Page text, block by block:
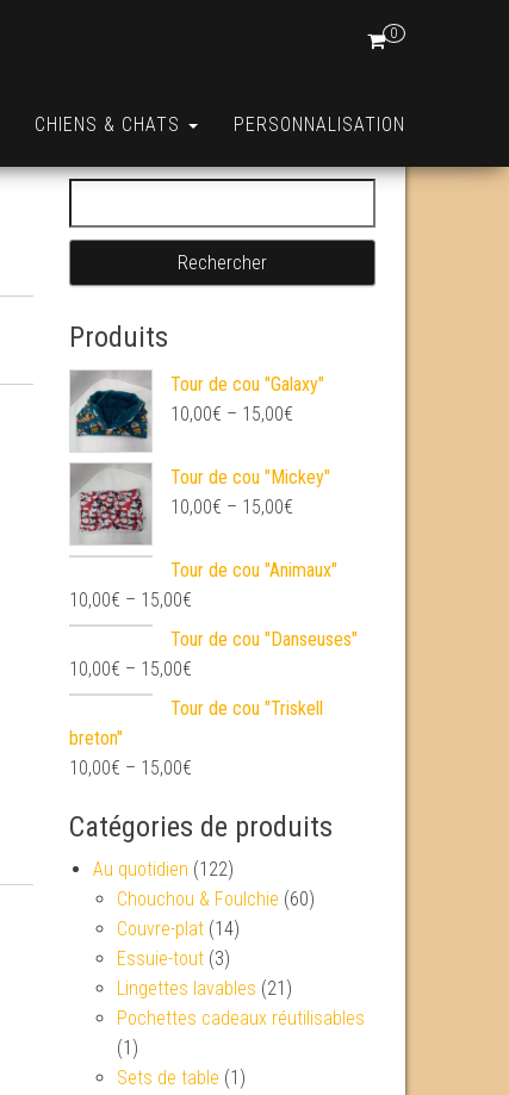
0
CHIENS & CHATS PERSONNALISATION
Produits
Tour de cou "Galaxy"
10,00€ – 15,00€
Tour de cou "Mickey"
10,00€ – 15,00€
Tour de cou "Animaux"
10,00€ – 15,00€
Tour de cou "Danseuses"
10,00€ – 15,00€
Tour de cou "Triskell
breton"
10,00€ – 15,00€
Catégories de produits
Au quotidien (122)
Chouchou & Foulchie (60)
Couvre-plat (14)
Essuie-tout (3)
Lingettes lavables (21)
Pochettes cadeaux réutilisables
(1)
Sets de table (1)